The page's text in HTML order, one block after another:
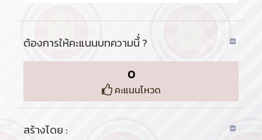
ต้องการให้คะแนนบทความนี้่ ?
0
คะแนนโหวด
สร้างโดย :